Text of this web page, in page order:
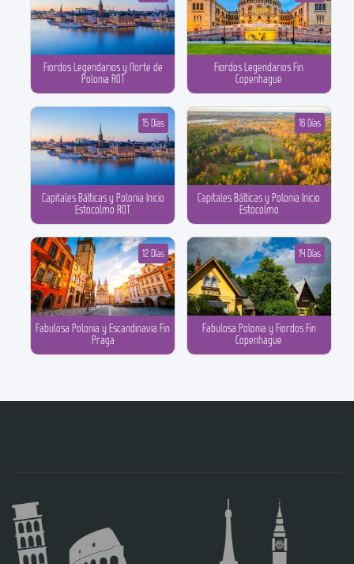
Fiordos Legendarios y Norte de
Polonia ROT
Fiordos Legendarios Fin
Copenhague
Capitales Bálticas y Polonia Inicio
Estocolmo ROT
15 Días
Capitales Bálticas y Polonia Inicio
Estocolmo
16 Días
Fabulosa Polonia y Escandinavia Fin
Praga
12 Días
Fabulosa Polonia y Fiordos Fin
Copenhague
14 Días